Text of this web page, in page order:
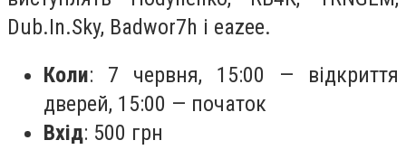
Dub.In.Sky, Badwor7h і eazee.
Коли: 7 червня, 15:00 — відкриття
дверей, 15:00 — початок
Вхід: 500 грн